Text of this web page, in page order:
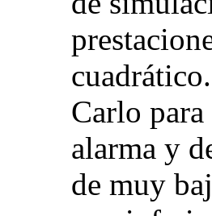
Carlo
alarma y
de muy